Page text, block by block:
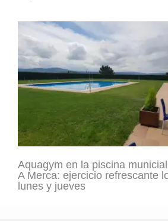
Aquagym en la piscina
A Merca: ejercicio refrescante
lunes y jueves